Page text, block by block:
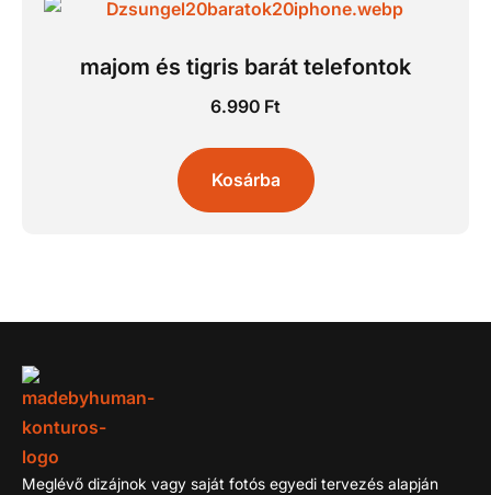
majom és tigris barát telefontok
6.990 Ft
Kosárba
Meglévő dizájnok vagy saját fotós egyedi tervezés alapján